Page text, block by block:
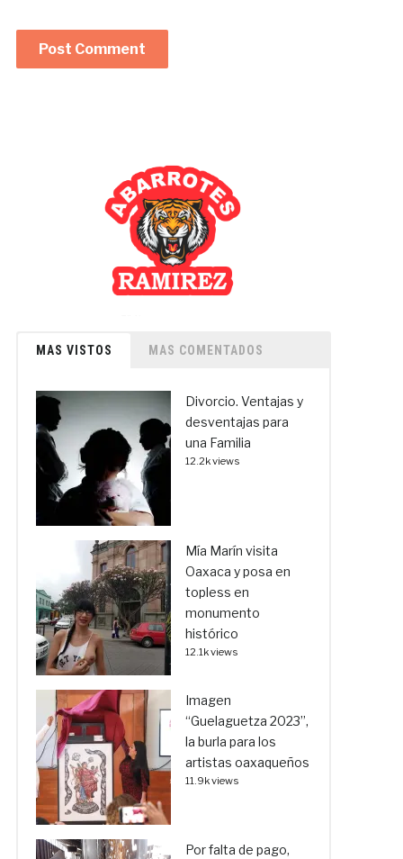
MAS VISTOS MAS COMENTADOS
Divorcio. Ventajas y
desventajas para
una Familia
12.2k views
Mía Marín visita
Oaxaca y posa en
topless en
monumento
histórico
12.1k views
Imagen
“Guelaguetza 2023”,
la burla para los
artistas oaxaqueños
11.9k views
Por falta de pago,